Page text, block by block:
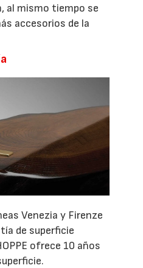
al mismo tiempo se
accesorios de la
Venezia y Firenze
de superficie
ofrece 10 años